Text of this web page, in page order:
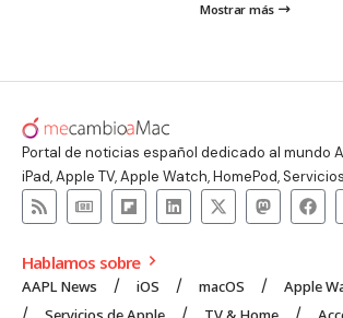
Mostrar más
Portal de noticias español dedicado al mundo
iPad, Apple TV, Apple Watch, HomePod,
Hablamos sobre
AAPL News iOS macOS
Apple